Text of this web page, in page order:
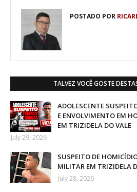
POSTADO POR
TALVEZ VOCÊ GOSTE
ADOLESCENTE
E ENVOLVIMENTO EM
EM TRIZIDELA DO VALE
July 29, 2026
SUSPEITO DE
MILITAR EM TRIZIDELA
July 28, 2026